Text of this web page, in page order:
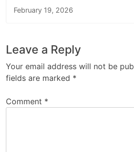
February 19, 2026
Leave a Reply
Your email address will not be
fields are marked *
Comment *